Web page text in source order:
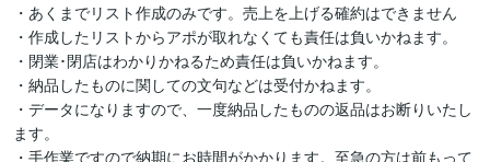
・あくまでリスト作成のみです。売上を上げる確約はできません
・作成したリストからアポが取れなくても責任は負いかねます。
・閉業･閉店はわかりかねるため責任は負いかねます。
・納品したものに関しての文句などは受付かねます。
・データになりますので、一度納品したものの返品はお断りいたし
ます。
・手作業ですので納期にお時間がかかります。至急の方は前もって